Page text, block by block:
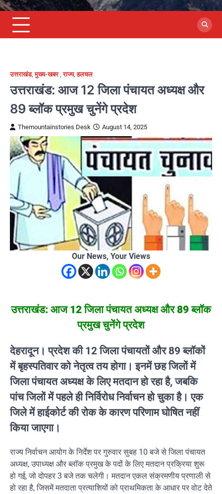
उत्तराखंड,मुख्य-खबर,राज्य,हलचल
उत्तराखंड: आज 12 जिला पंचायत अध्यक्ष और
89 ब्लॉक प्रमुख चुनेंगे प्रदेश
Themountainstories Desk August 14, 2025
Our News, Your Views
उत्तराखंड: आज 12 जिला पंचायत अध्यक्ष और 89 ब्लॉक
प्रमुख चुनेंगे प्रदेश
देहरादून। प्रदेश की 12 जिला पंचायतों और 89 ब्लॉकों
में बृहस्पतिवार को नेतृत्व तय होगा। इनमें छह जिलों में
जिला पंचायत अध्यक्ष के लिए मतदान हो रहा है, जबकि
पांच जिलों में पहले ही निर्विरोध निर्वाचन हो चुका है। एक
जिले में हाईकोर्ट की रोक के कारण परिणाम घोषित नहीं
किया जाएगा।
राज्य निर्वाचन आयोग के निर्देश पर गुरुवार सुबह 10 बजे से जिला पंचायत
अध्यक्ष, उपाध्यक्ष और ब्लॉक प्रमुख के पदों के लिए मतदान प्रक्रिया शुरू
हो गई, जो दोपहर 3 बजे तक चलेगी। मतदान एकल संक्रमणीय प्रणाली से
हो रहा है, जिसमें मतदाता प्रत्याशियों को प्राथमिकता के आधार पर वोट देते